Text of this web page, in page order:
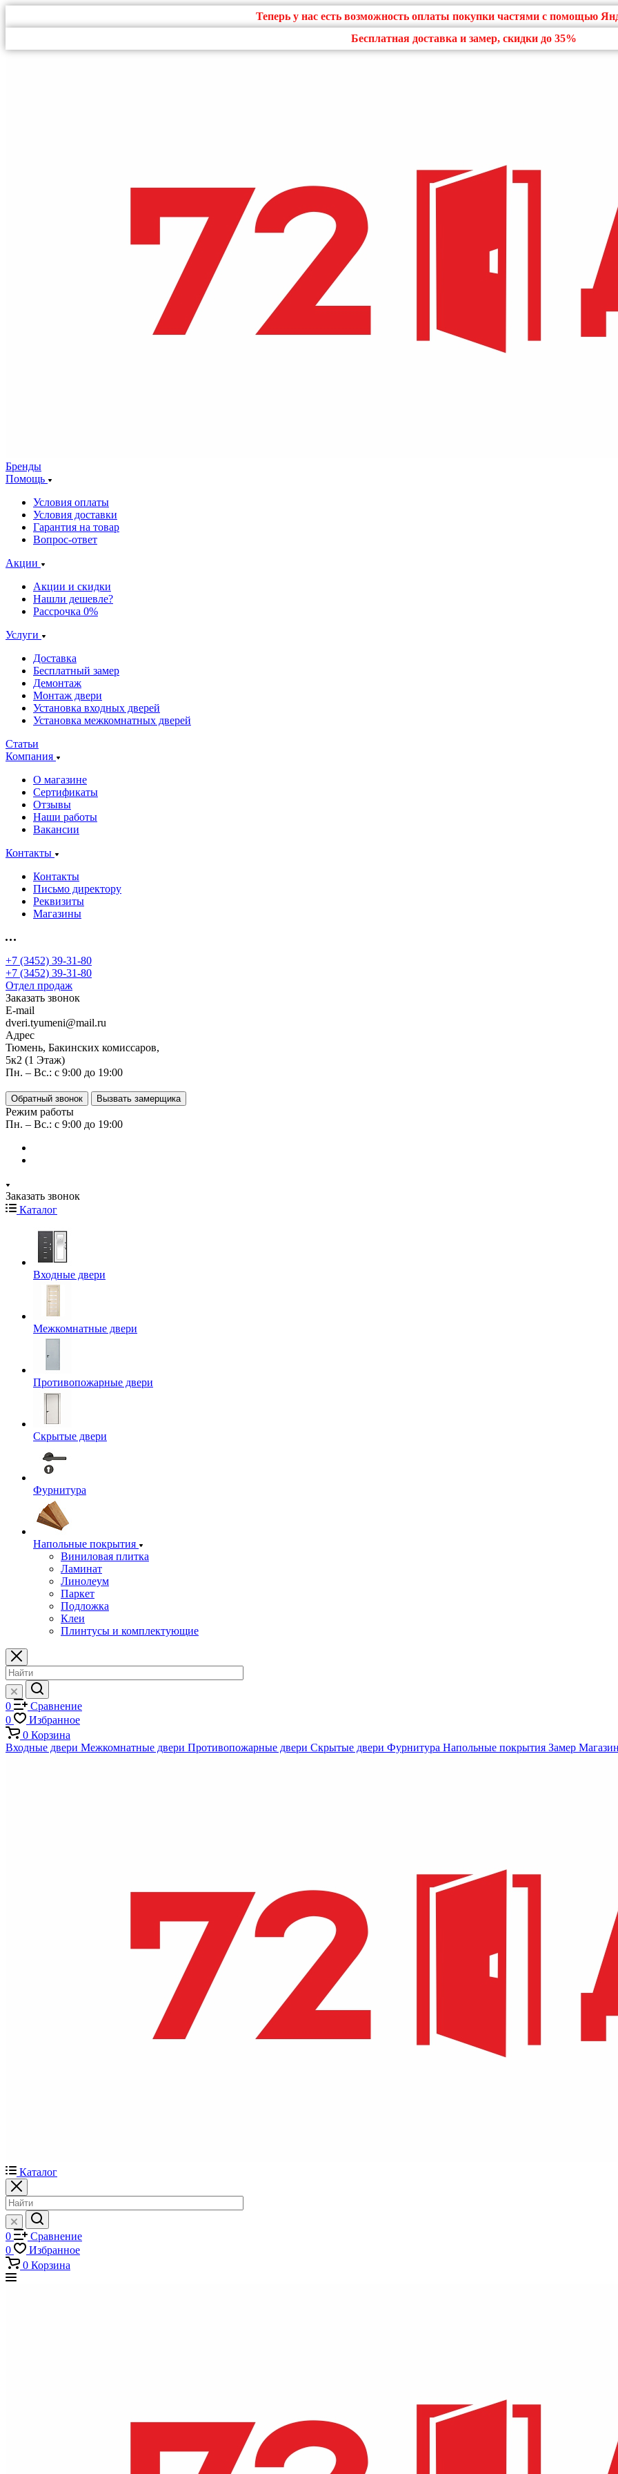
Теперь у нас есть возможность оплаты покупки частями с помощью
Бесплатная доставка и замер, скидки до 35%
Бренды
Помощь
Условия оплаты
Условия доставки
Гарантия на товар
Вопрос-ответ
Акции
Акции и скидки
Нашли дешевле?
Рассрочка 0%
Услуги
Доставка
Бесплатный замер
Демонтаж
Монтаж двери
Установка входных дверей
Установка межкомнатных дверей
Статьи
Компания
О магазине
Сертификаты
Отзывы
Наши работы
Вакансии
Контакты
Контакты
Письмо директору
Реквизиты
Магазины
+7 (3452) 39-31-80
+7 (3452) 39-31-80
Отдел продаж
Заказать звонок
E-mail
dveri.tyumeni@mail.ru
Адрес
Тюмень, Бакинских комиссаров,
5к2 (1 Этаж)
Пн. – Вс.: с 9:00 до 19:00
Обратный звонок Вызвать замерщика
Режим работы
Пн. – Вс.: с 9:00 до 19:00
Заказать звонок
Каталог
Входные двери
Межкомнатные двери
Противопожарные двери
Скрытые двери
Фурнитура
Напольные покрытия
Виниловая плитка
Ламинат
Линолеум
Паркет
Подложка
Клеи
Плинтусы и комплектующие
0
Сравнение
0
Избранное
0 Корзина
Входные двери Межкомнатные двери Противопожарные двери Скрытые двери Фурнитура Напольные покрытия Замер
Каталог
0
Сравнение
0
Избранное
0 Корзина